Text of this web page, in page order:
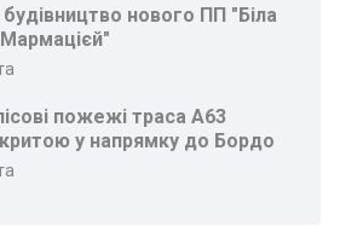
нового ПП "Біла
пожежі траса A63
у напрямку до Бордо